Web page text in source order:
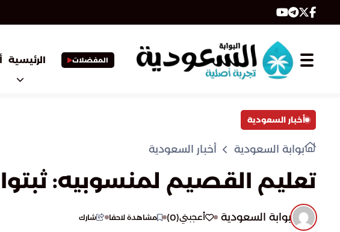
المفضلات الرئيسية
أخبار السعودية
بوابة السعودية أخبار السعودية
تعليم القصيم لمنسوبيه:
بوابة السعودية أعجبني(
0
) مشاهدة لاحقا شارك